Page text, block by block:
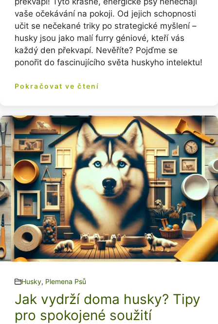
vaše očekávání na pokoji. Od jejich schopnosti
učit se nečekané triky po strategické myšlení –
husky jsou jako malí furry géniové, kteří vás
každý den překvapí. Nevěříte? Pojďme se
ponořit do fascinujícího světa huskyho intelektu!
Pokračovat ve čtení
Husky, Plemena Psů
Jak vydrží doma husky? Tipy
pro spokojené soužití